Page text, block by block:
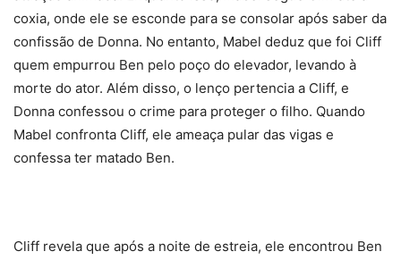
coxia, onde ele se esconde para se consolar após saber da
confissão de Donna. No entanto, Mabel deduz que foi Cliff
quem empurrou Ben pelo poço do elevador, levando à
morte do ator. Além disso, o lenço pertencia a Cliff, e
Donna confessou o crime para proteger o filho. Quando
Mabel confronta Cliff, ele ameaça pular das vigas e
confessa ter matado Ben.
Cliff revela que após a noite de estreia, ele encontrou Ben